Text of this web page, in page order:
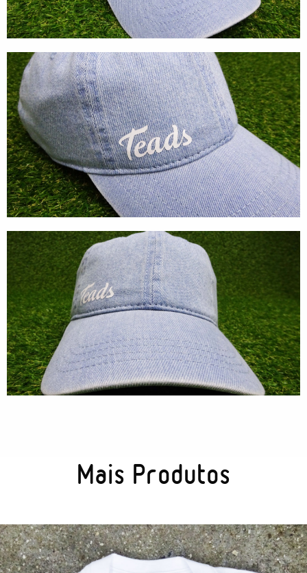
Sacolas
Cases
Produtos
Prontos para vestir
Carteiras
Gráficos
Embalagem
Kits Especiais
Mais Produtos